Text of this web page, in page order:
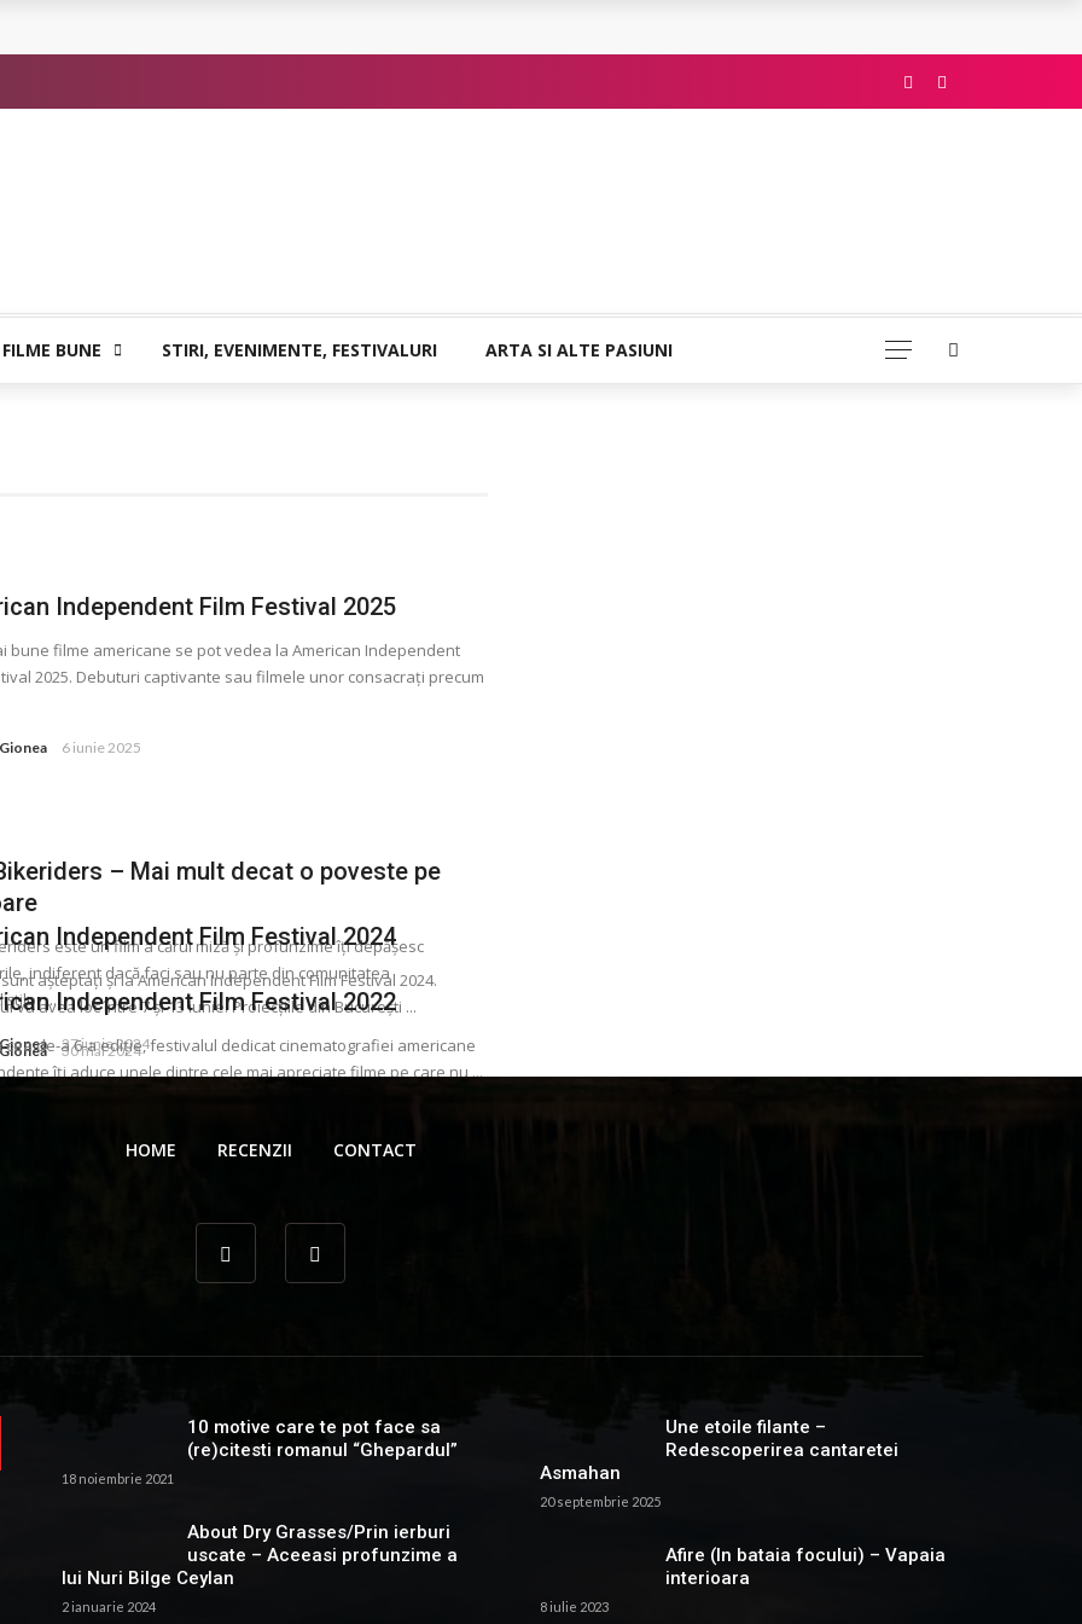
care poate vindeca
de Kafka
BUNE STIRI, EVENIMENTE, FESTIVALURI ARTA SI ALTE PASIUNI
Independent Film Festival 2025
bune filme americane se pot vedea la American Independent
2025. Debuturi captivante sau filmele unor consacraţi precum
6 iunie 2025
– Mai mult decat o poveste pe
este un film a cărui miză și profunzime îți depășesc
indiferent dacă faci sau nu parte din comunitatea
...
27 iunie 2024
Independent Film Festival 2024
așteptaţi și la American Independent Film Festival 2024.
va avea loc între 7 și 13 iunie. Proiecţiile din București ...
30 mai 2024
Independent Film Festival 2022
cea de-a 6-a ediţie, festivalul dedicat cinematografiei americane
îţi aduce unele dintre cele mai apreciate filme pe care nu ...
HOME RECENZII CONTACT
10 motive care te pot face sa
(re)citesti romanul “Ghepardul”
18 noiembrie 2021
About Dry Grasses/Prin ierburi
uscate – Aceeasi profunzime a
lui Nuri Bilge Ceylan
2 ianuarie 2024
Une etoile filante –
Redescoperirea cantaretei
Asmahan
20 septembrie 2025
Afire (In bataia focului) – Vapaia
interioara
8 iulie 2023